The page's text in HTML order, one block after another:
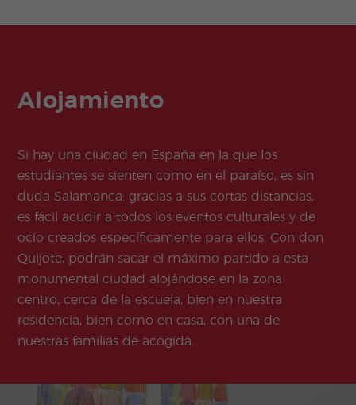
Alojamiento
Si hay una ciudad en España en la que los
estudiantes se sienten como en el paraíso, es sin
duda Salamanca: gracias a sus cortas distancias,
es fácil acudir a todos los eventos culturales y de
ocio creados específicamente para ellos. Con don
Quijote, podrán sacar el máximo partido a esta
monumental ciudad alojándose en la zona
centro, cerca de la escuela, bien en nuestra
residencia, bien como en casa, con una de
nuestras familias de acogida.